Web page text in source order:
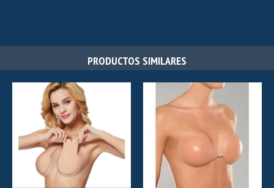
PRODUCTOS SIMILARES